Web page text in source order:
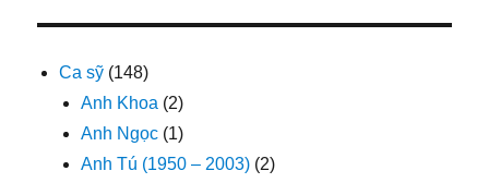
Ca sỹ (148)
Anh Khoa (2)
Anh Ngọc (1)
Anh Tú (1950 – 2003) (2)